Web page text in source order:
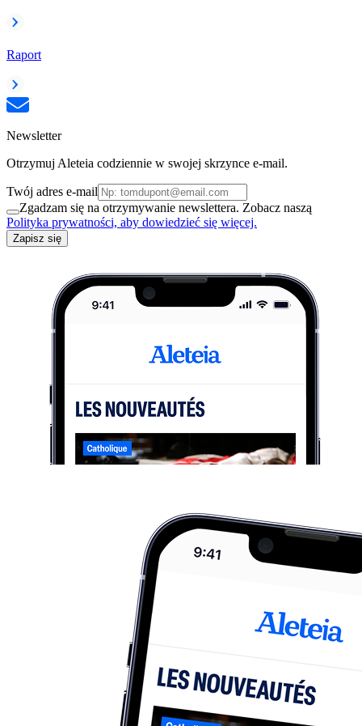
Raport
Newsletter
Otrzymuj Aleteia codziennie w swojej skrzynce e-mail.
Twój adres e-mail
Zgadzam się na otrzymywanie newslettera. Zobacz naszą
Polityka prywatności, aby dowiedzieć się więcej.
Zapisz się